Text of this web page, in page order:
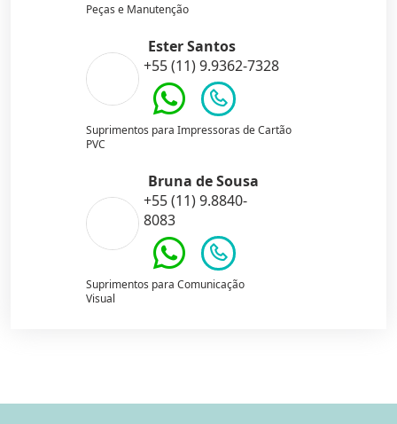
Peças e Manutenção
Ester Santos
+55 (11) 9.9362-7328
Suprimentos para Impressoras de Cartão
PVC
Bruna de Sousa
+55 (11) 9.8840-
8083
Suprimentos para Comunicação
Visual